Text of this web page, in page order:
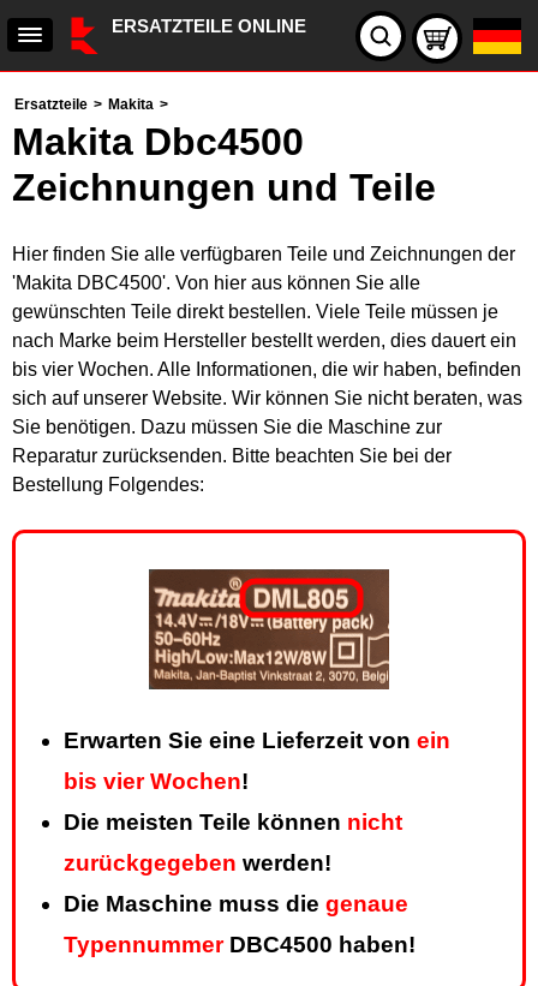
ERSATZTEILE ONLINE
Ersatzteile > Makita >
Makita Dbc4500
Zeichnungen und Teile
Hier finden Sie alle verfügbaren Teile und Zeichnungen der
'Makita DBC4500'. Von hier aus können Sie alle
gewünschten Teile direkt bestellen. Viele Teile müssen je
nach Marke beim Hersteller bestellt werden, dies dauert ein
bis vier Wochen. Alle Informationen, die wir haben, befinden
sich auf unserer Website. Wir können Sie nicht beraten, was
Sie benötigen. Dazu müssen Sie die Maschine zur
Reparatur zurücksenden. Bitte beachten Sie bei der
Bestellung Folgendes:
Erwarten Sie eine Lieferzeit von ein
bis vier Wochen!
Die meisten Teile können nicht
zurückgegeben werden!
Die Maschine muss die genaue
TypennummerDBC4500 haben!